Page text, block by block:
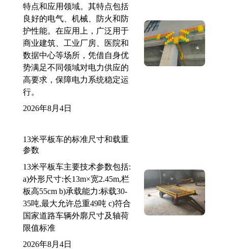
特点和应用领域。其特点包括
良好的电气、机械、防火和防
护性能。在应用上，广泛用于
商业建筑、工业厂房、医院和
数据中心等场所，凭借自身优
势满足不同领域对电力供应的
高要求，保障电力系统稳定运
行。
2026年8月4日
13米平板车的标准尺寸和载重
参数
13米平板车主要技术参数包括:
a)外形尺寸:长13m×宽2.45m,栏
板高55cm b)承载能力:标载30-
35吨,最大允许总重49吨 c)符合
国家道路车辆外廓尺寸及轴荷
限值标准
2026年8月4日